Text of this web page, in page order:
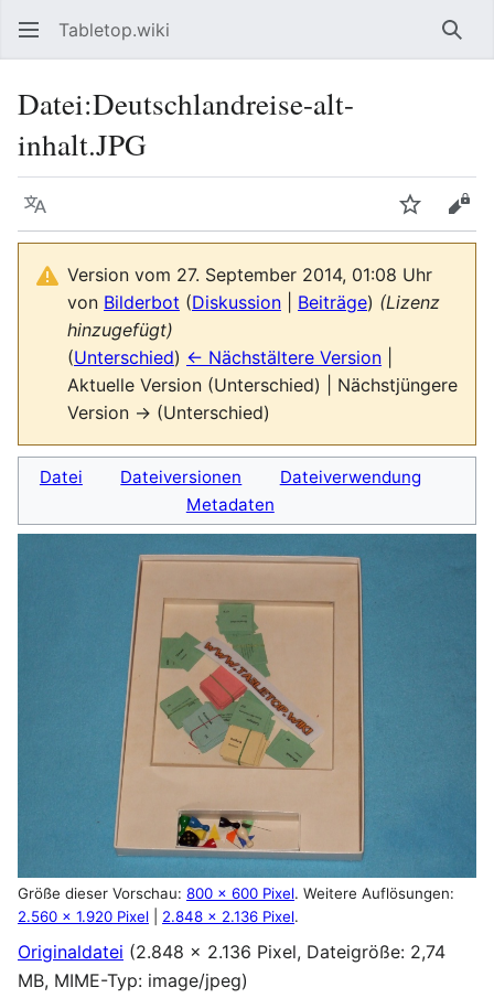
Tabletop.wiki
Datei:Deutschlandreise-alt-
inhalt.JPG
Sprache
Version vom 27. September 2014, 01:08 Uhr
von Bilderbot (Diskussion Beiträge) (Lizenz
hinzugefügt)
(Unterschied) ← Nächstältere Version
Aktuelle Version (Unterschied) | Nächstjüngere
Version → (Unterschied)
Datei Dateiversionen
Dateiverwendung
Metadaten
Größe dieser Vorschau: 800 × 600 Pixel. Weitere Auflösungen:
2.560 × 1.920 Pixel
2.848 × 2.136 Pixel.
Originaldatei (2.848 × 2.136 Pixel, Dateigröße: 2,74
MB, MIME-Typ: image/jpeg)